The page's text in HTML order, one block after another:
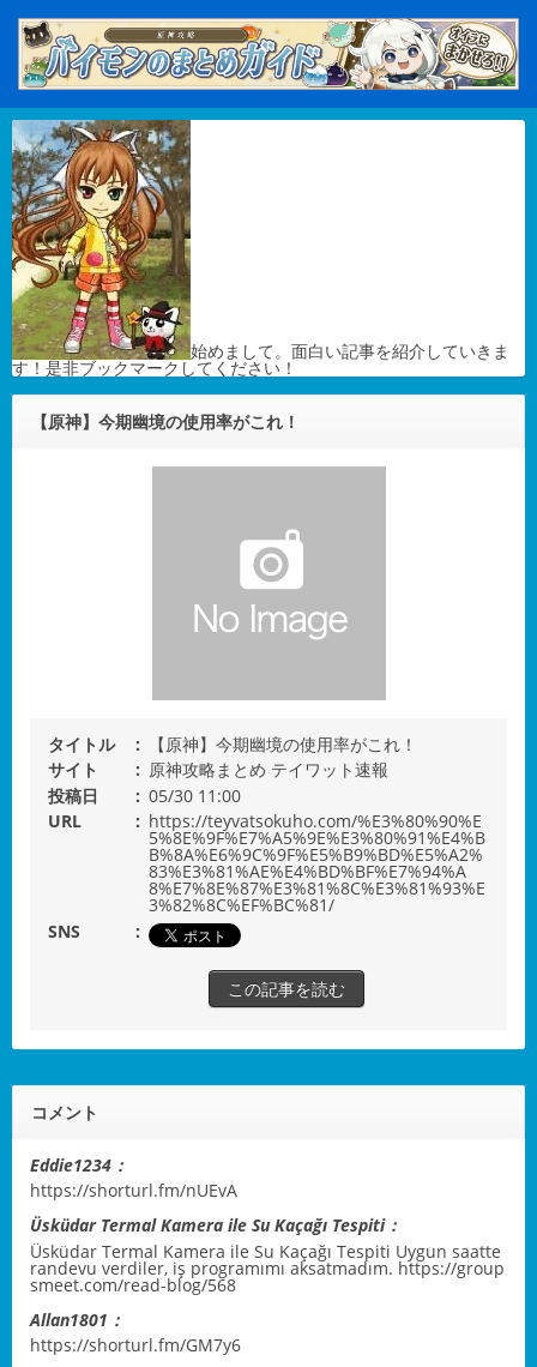
始めまして。面白い記事を紹介していきま
す！是非ブックマークしてください！
【原神】今期幽境の使用率がこれ！
タイトル
【原神】今期幽境の使用率がこれ！
サイト
原神攻略まとめ テイワット速報
投稿日
05/30 11:00
URL
https://teyvatsokuho.com/%E3%80%90%E
5%8E%9F%E7%A5%9E%E3%80%91%E4%B
B%8A%E6%9C%9F%E5%B9%BD%E5%A2%
83%E3%81%AE%E4%BD%BF%E7%94%A
8%E7%8E%87%E3%81%8C%E3%81%93%E
3%82%8C%EF%BC%81/
SNS
この記事を読む
コメント
Eddie1234：
https://shorturl.fm/nUEvA
Üsküdar Termal Kamera ile Su Kaçağı Tespiti：
Üsküdar Termal Kamera ile Su Kaçağı Tespiti Uygun saatte
randevu verdiler, iş programımı aksatmadım. https://group
smeet.com/read-blog/568
Allan1801：
https://shorturl.fm/GM7y6